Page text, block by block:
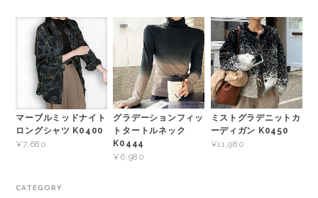
マーブルミッドナイト
ロングシャツ K0400
¥7,680
グラデーションフィッ
トタートルネック
K0444
¥6,980
ミストグラデニットカ
ーディガン K0450
¥11,980
CATEGORY